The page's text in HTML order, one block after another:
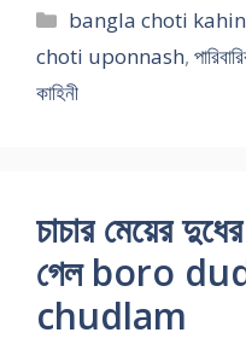
Categories
bangla choti
choti uponnash,
কাহিনী
চাচার মেয়ের
গেল boro
chudlam